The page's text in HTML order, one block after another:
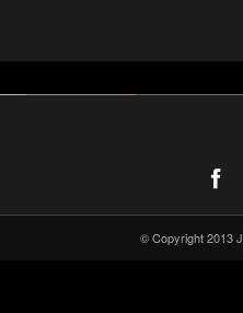
© Copyright 2013